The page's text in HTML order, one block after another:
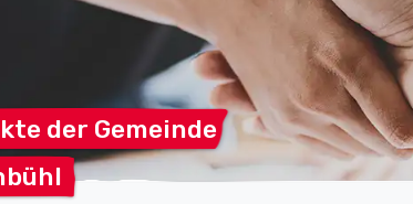
der Gemeinde